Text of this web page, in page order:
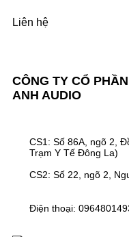
CÔNG TY CỔ
ANH AUDIO
Điện thoại:
CS1: Số 86A, ngõ 2,
Trạm Y Tế Đông La)
CS2: Số 22, ngõ 2,
Liên hệ